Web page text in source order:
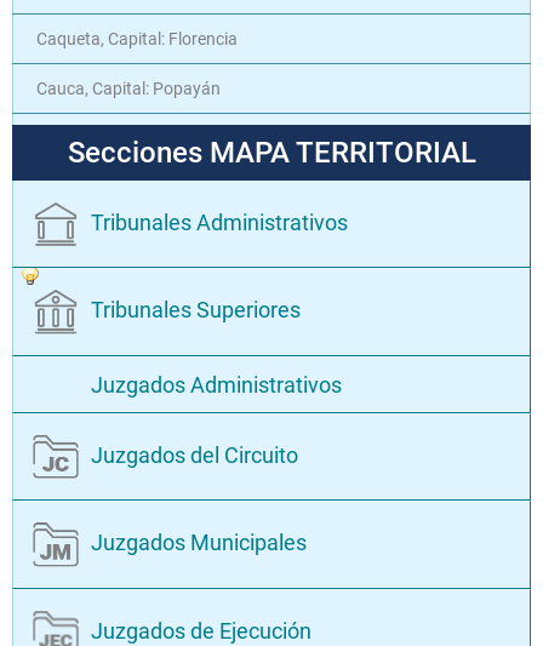
Caqueta, Capital: Florencia
Cauca, Capital: Popayán
Cesar, Capital: Valledupar
Cordoba, Capital: Montería
Cundinamarca
Huila, Capital: Neiva
La Guajira, Capital: Riohacha
Magdalena, Capital: Santa Marta
Nariño, Capital: Pasto
Norte de Santander, Capital: Cúcuta
Quindio, Capital: Armenia
Secciones MAPA TERRITORIAL
Tribunales Administrativos
Tribunales Superiores
Juzgados Administrativos
Juzgados del Circuito
Juzgados Municipales
Juzgados de Ejecución